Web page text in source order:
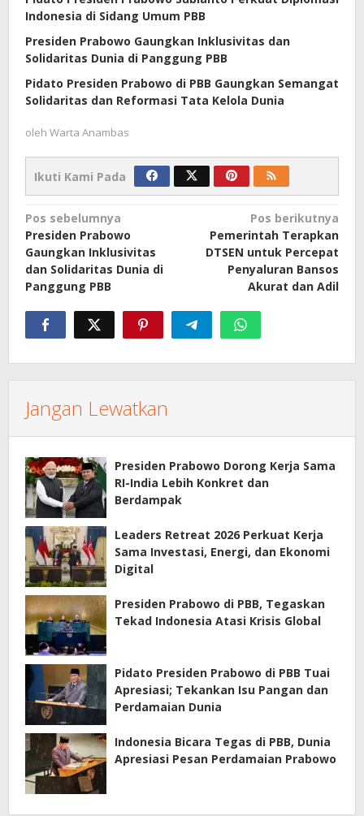
Indonesia di Sidang Umum PBB
Presiden Prabowo Gaungkan Inklusivitas dan
Solidaritas Dunia di Panggung PBB
Pidato Presiden Prabowo di PBB Gaungkan Semangat
Solidaritas dan Reformasi Tata Kelola Dunia
oleh Warta Anambas
Ikuti Kami Pada
Navigasi
pos
Pos sebelumnya
Presiden Prabowo
Gaungkan Inklusivitas
dan Solidaritas Dunia di
Panggung PBB
Pos berikutnya
Pemerintah Terapkan
DTSEN untuk Percepat
Penyaluran Bansos
Akurat dan Adil
Jangan Lewatkan
Presiden Prabowo Dorong Kerja Sama
RI-India Lebih Konkret dan
Berdampak
Leaders Retreat 2026 Perkuat Kerja
Sama Investasi, Energi, dan Ekonomi
Digital
Presiden Prabowo di PBB, Tegaskan
Tekad Indonesia Atasi Krisis Global
Pidato Presiden Prabowo di PBB Tuai
Apresiasi; Tekankan Isu Pangan dan
Perdamaian Dunia
Indonesia Bicara Tegas di PBB, Dunia
Apresiasi Pesan Perdamaian Prabowo